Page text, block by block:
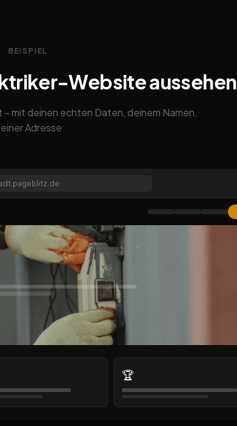
BEISPIEL
Website aussehen
mit deinen echten Daten, deinem Namen,
Adresse
🏆